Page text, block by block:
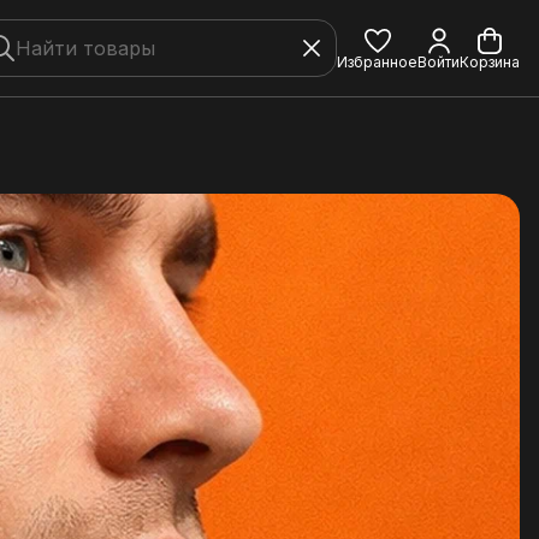
ИзбранноеВойтиКорзина